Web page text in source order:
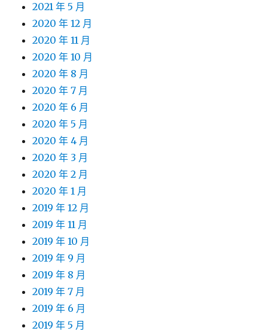
2021 年 5 月
2020 年 12 月
2020 年 11 月
2020 年 10 月
2020 年 8 月
2020 年 7 月
2020 年 6 月
2020 年 5 月
2020 年 4 月
2020 年 3 月
2020 年 2 月
2020 年 1 月
2019 年 12 月
2019 年 11 月
2019 年 10 月
2019 年 9 月
2019 年 8 月
2019 年 7 月
2019 年 6 月
2019 年 5 月